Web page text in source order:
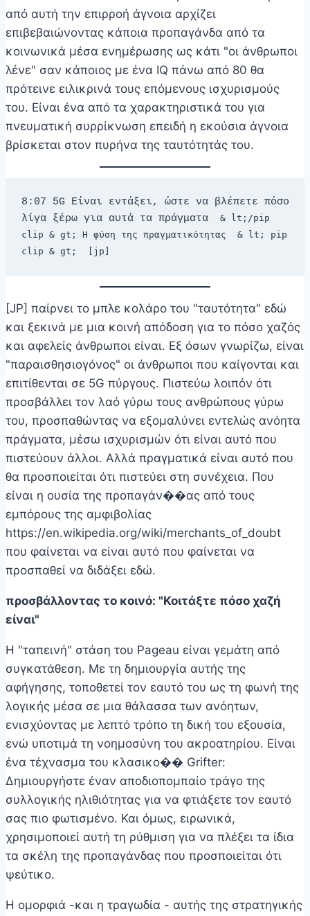
από αυτή την επιρροή άγνοια αρχίζει
επιβεβαιώνοντας κάποια προπαγάνδα από τα
κοινωνικά μέσα ενημέρωσης ως κάτι "οι άνθρωποι
λένε" σαν κάποιος με ένα IQ πάνω από 80 θα
πρότεινε ειλικρινά τους επόμενους ισχυρισμούς
του. Είναι ένα από τα χαρακτηριστικά του για
πνευματική συρρίκνωση επειδή η εκούσια άγνοια
βρίσκεται στον πυρήνα της ταυτότητάς του.
8:07 5G Είναι εντάξει, ώστε να βλέπετε πόσο
λίγα ξέρω για αυτά τα πράγματα
& lt;/pip
clip & gt; Η φύση της πραγματικότητας
& lt; pip
clip & gt;
[jp]
[JP] παίρνει το μπλε κολάρο του "ταυτότητα" εδώ
και ξεκινά με μια κοινή απόδοση για το πόσο χαζός
και αφελείς άνθρωποι είναι. Εξ όσων γνωρίζω, είναι
"παραισθησιογόνος" οι άνθρωποι που καίγονται και
επιτίθενται σε 5G πύργους. Πιστεύω λοιπόν ότι
προσβάλλει τον λαό γύρω τους ανθρώπους γύρω
του, προσπαθώντας να εξομαλύνει εντελώς ανόητα
πράγματα, μέσω ισχυρισμών ότι είναι αυτό που
πιστεύουν άλλοι. Αλλά πραγματικά είναι αυτό που
θα προσποιείται ότι πιστεύει στη συνέχεια. Που
είναι η ουσία της προπαγάν��ας από τους
εμπόρους της αμφιβολίας
https://en.wikipedia.org/wiki/merchants_of_doubt
που φαίνεται να είναι αυτό που φαίνεται να
προσπαθεί να διδάξει εδώ.
προσβάλλοντας το κοινό: "Κοιτάξτε πόσο χαζή
είναι"
Η "ταπεινή" στάση του Pageau είναι γεμάτη από
συγκατάθεση. Με τη δημιουργία αυτής της
αφήγησης, τοποθετεί τον εαυτό του ως τη φωνή της
λογικής μέσα σε μια θάλασσα των ανόητων,
ενισχύοντας με λεπτό τρόπο τη δική του εξουσία,
ενώ υποτιμά τη νοημοσύνη του ακροατηρίου. Είναι
ένα τέχνασμα του κλασικο�� Grifter:
Δημιουργήστε έναν αποδιοπομπαίο τράγο της
συλλογικής ηλιθιότητας για να φτιάξετε τον εαυτό
σας πιο φωτισμένο. Και όμως, ειρωνικά,
χρησιμοποιεί αυτή τη ρύθμιση για να πλέξει τα ίδια
τα σκέλη της προπαγάνδας που προσποιείται ότι
ψεύτικο.
Η ομορφιά -και η τραγωδία - αυτής της στρατηγικής